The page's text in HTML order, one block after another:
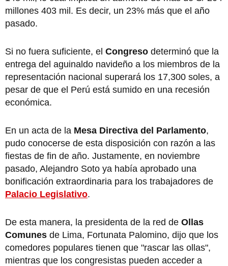
millones 403 mil. Es decir, un 23% más que el año
pasado.
Si no fuera suficiente, el Congreso determinó que la
entrega del aguinaldo navideño a los miembros de la
representación nacional superará los 17,300 soles, a
pesar de que el Perú está sumido en una recesión
económica.
En un acta de la Mesa Directiva del Parlamento,
pudo conocerse de esta disposición con razón a las
fiestas de fin de año. Justamente, en noviembre
pasado, Alejandro Soto ya había aprobado una
bonificación extraordinaria para los trabajadores de
Palacio Legislativo.
De esta manera, la presidenta de la red de Ollas
Comunes de Lima, Fortunata Palomino, dijo que los
comedores populares tienen que "rascar las ollas",
mientras que los congresistas pueden acceder a